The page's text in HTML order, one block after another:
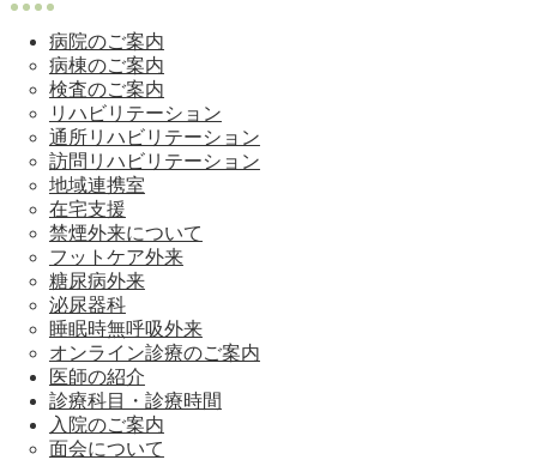
病院のご案内
病棟のご案内
検査のご案内
リハビリテーション
通所リハビリテーション
訪問リハビリテーション
地域連携室
在宅支援
禁煙外来について
フットケア外来
糖尿病外来
泌尿器科
睡眠時無呼吸外来
オンライン診療のご案内
医師の紹介
診療科目・診療時間
入院のご案内
面会について